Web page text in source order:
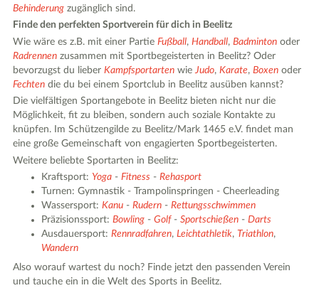
Behinderung zugänglich sind.
Finde den perfekten Sportverein für dich in Beelitz
Wie wäre es z.B. mit einer PartieFußball,Handball,Badminton oder
Radrennen zusammen mit Sportbegeisterten in Beelitz? Oder
bevorzugst du lieberKampfsportarten wieJudo,Karate,Boxen oder
Fechten die du bei einem Sportclub in Beelitz ausüben kannst?
Die vielfältigen Sportangebote in Beelitz bieten nicht nur die
Möglichkeit, fit zu bleiben, sondern auch soziale Kontakte zu
knüpfen. Im Schützengilde zu Beelitz/Mark 1465 e.V. findet man
eine große Gemeinschaft von engagierten Sportbegeisterten.
Weitere beliebte Sportarten in Beelitz:
Kraftsport: Yoga -Fitness -Rehasport
Turnen: Gymnastik - Trampolinspringen - Cheerleading
Wassersport:Kanu -Rudern -Rettungsschwimmen
Präzisionssport:Bowling -Golf-Sportschießen -Darts
Ausdauersport:Rennradfahren,Leichtathletik, Triathlon,
Wandern
Also worauf wartest du noch? Finde jetzt den passenden Verein
und tauche ein in die Welt des Sports in Beelitz.